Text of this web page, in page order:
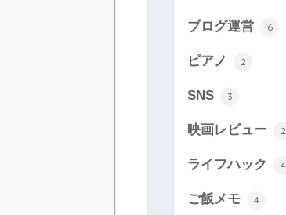
ブログ運営 6
ピアノ 2
SNS 3
映画レビュー 2
ライフハック 4
ご飯メモ 4